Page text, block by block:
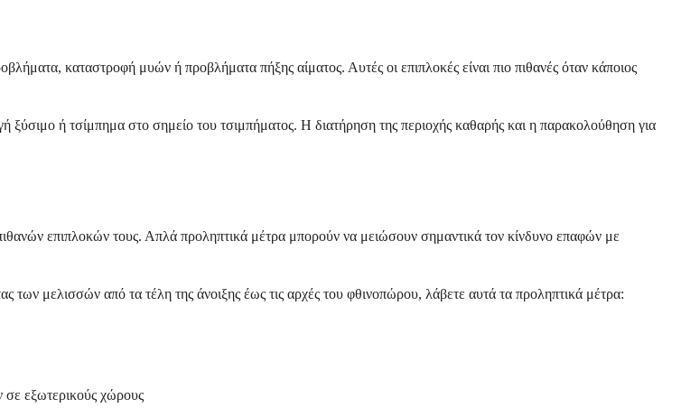
καταστροφή μυών ή προβλήματα πήξης αίματος. Αυτές οι επιπλοκές είναι πιο πιθανές όταν κάποιος
ξύσιμο ή τσίμπημα στο σημείο του τσιμπήματος. Η διατήρηση της περιοχής καθαρής και η παρακολούθηση για
επιπλοκών τους. Απλά προληπτικά μέτρα μπορούν να μειώσουν σημαντικά τον κίνδυνο επαφών με
των μελισσών από τα τέλη της άνοιξης έως τις αρχές του φθινοπώρου, λάβετε αυτά τα προληπτικά μέτρα:
σε εξωτερικούς χώρους